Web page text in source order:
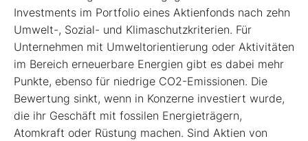
Investments im Portfolio eines Aktienfonds nach zehn
Umwelt-, Sozial- und Klimaschutzkriterien. Für
Unternehmen mit Umweltorientierung oder Aktivitäten
im Bereich erneuerbare Energien gibt es dabei mehr
Punkte, ebenso für niedrige CO2-Emissionen. Die
Bewertung sinkt, wenn in Konzerne investiert wurde,
die ihr Geschäft mit fossilen Energieträgern,
Atomkraft oder Rüstung machen. Sind Aktien von